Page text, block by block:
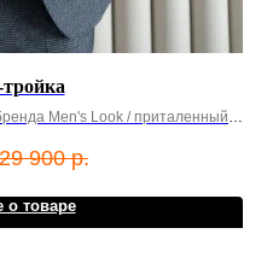
Men's Look / приталенный
900 р.
о товаре